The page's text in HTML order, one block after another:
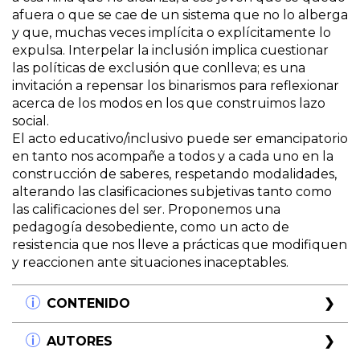
afuera o que se cae de un sistema que no lo alberga
y que, muchas veces implícita o explícitamente lo
expulsa. Interpelar la inclusión implica cuestionar
las políticas de exclusión que conlleva; es una
invitación a repensar los binarismos para reflexionar
acerca de los modos en los que construimos lazo
social.
El acto educativo/inclusivo puede ser emancipatorio
en tanto nos acompañe a todos y a cada uno en la
construcción de saberes, respetando modalidades,
alterando las clasificaciones subjetivas tanto como
las calificaciones del ser. Proponemos una
pedagogía desobediente, como un acto de
resistencia que nos lleve a prácticas que modifiquen
y reaccionen ante situaciones inaceptables.
CONTENIDO
Prefacio
Gisela Untoiglich y Graciela Szyber
AUTORES